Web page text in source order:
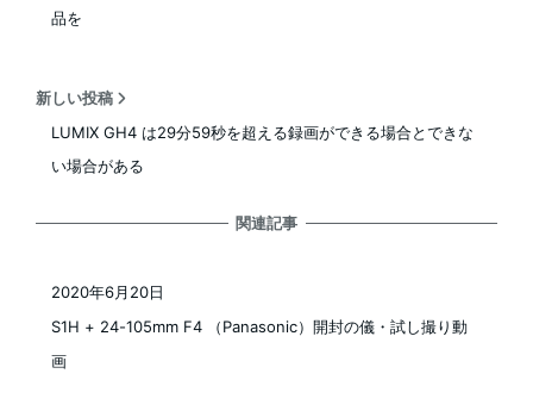
品を
新しい投稿
LUMIX GH4 は29分59秒を超える録画ができる場合とできな
い場合がある
関連記事
S1H + 24-105mm F4 （Panasonic）開封の儀・試し撮り動
画
2020年6月20日